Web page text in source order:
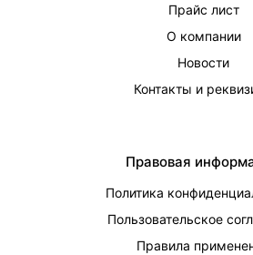
Прайс лист
О компании
Новости
Контакты и
Правовая
Политика
Пользовательское
Правила